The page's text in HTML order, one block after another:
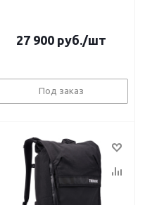
27 900 руб./шт
Под заказ